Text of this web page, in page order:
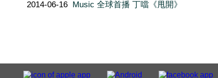
2014-06-16 Music 全球首播 丁噹《甩開》